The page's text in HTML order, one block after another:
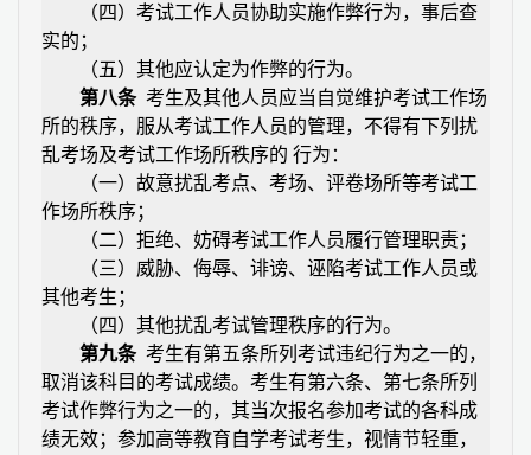
（四）考试工作人员协助实施作弊行为，事后查
实的；
（五）其他应认定为作弊的行为。
第八条 考生及其他人员应当自觉维护考试工作场
所的秩序，服从考试工作人员的管理，不得有下列扰
乱考场及考试工作场所秩序的 行为：
（一）故意扰乱考点、考场、评卷场所等考试工
作场所秩序；
（二）拒绝、妨碍考试工作人员履行管理职责；
（三）威胁、侮辱、诽谤、诬陷考试工作人员或
其他考生；
（四）其他扰乱考试管理秩序的行为。
第九条 考生有第五条所列考试违纪行为之一的，
取消该科目的考试成绩。考生有第六条、第七条所列
考试作弊行为之一的，其当次报名参加考试的各科成
绩无效；参加高等教育自学考试考生，视情节轻重，